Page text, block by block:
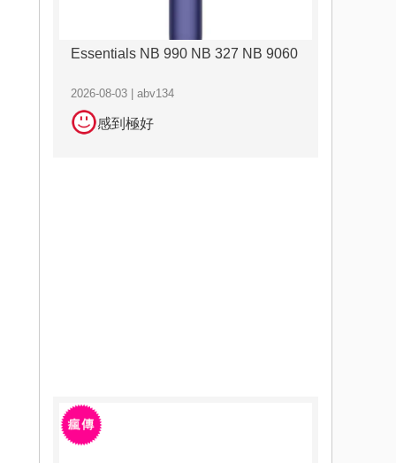
Essentials NB 990 NB 327 NB 9060
2026-08-03 | abv134
感到極好